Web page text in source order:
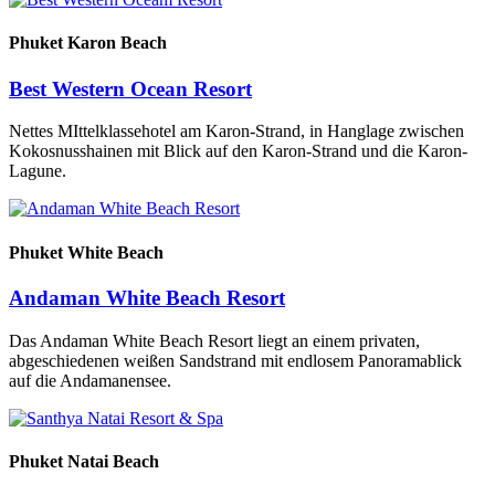
Phuket Karon Beach
Best Western Ocean Resort
Nettes MIttelklassehotel am Karon-Strand, in Hanglage zwischen
Kokosnusshainen mit Blick auf den Karon-Strand und die Karon-
Lagune.
Phuket White Beach
Andaman White Beach Resort
Das Andaman White Beach Resort liegt an einem privaten,
abgeschiedenen weißen Sandstrand mit endlosem Panoramablick
auf die Andamanensee.
Phuket Natai Beach